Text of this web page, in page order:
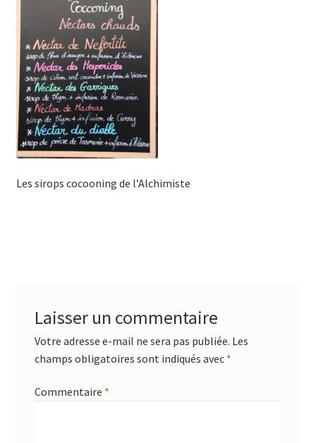
Les sirops cocooning de l’Alchimiste
Laisser un commentaire
Votre adresse e-mail ne sera pas publiée. Les
champs obligatoires sont indiqués avec *
Commentaire *